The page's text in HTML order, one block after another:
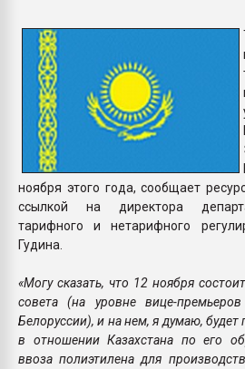
ноября этого года, сообщает
ссылкой на директора
тарифного и нетарифного
Гудина.
«Могу сказать, что 12 ноября
совета (на уровне вице-
Белоруссии), и на нем, я думаю, будет
в отношении Казахстана по его
ввоза полиэтилена для